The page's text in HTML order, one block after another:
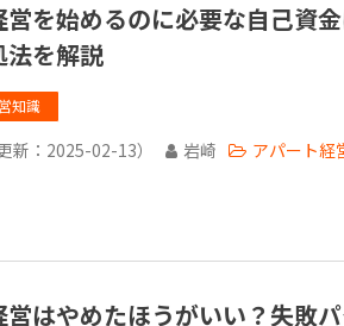
営を始めるのに必要な自己資
法を解説
知識
新： 2025-02-13） 岩崎 アパート経
営はやめたほうがいい？失敗